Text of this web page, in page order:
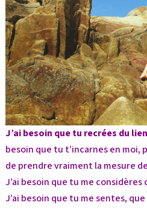
J’ai besoin que tu recrées du
besoin que tu t’incarnes en
de prendre vraiment la mesure
J’ai besoin que tu me considères
J’ai besoin que tu me sentes,